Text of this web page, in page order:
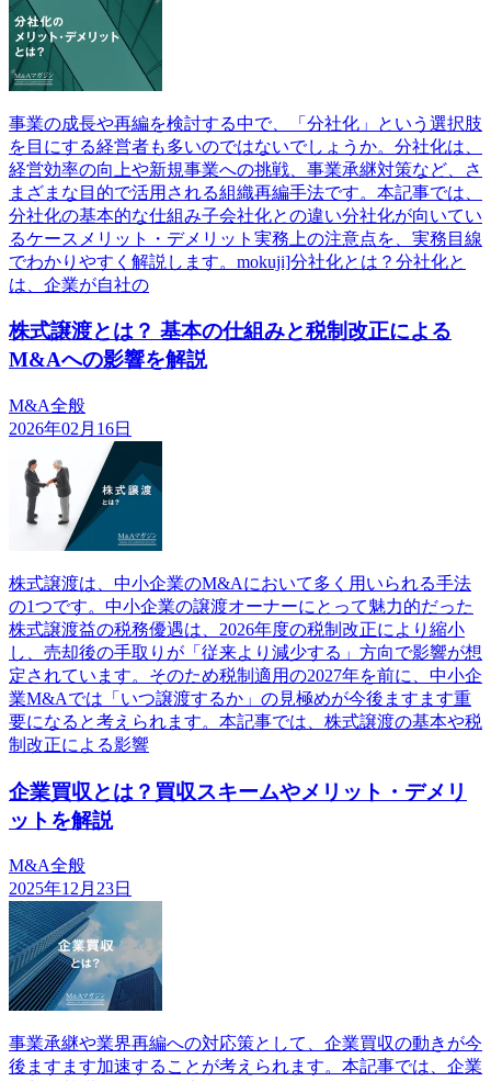
事業の成長や再編を検討する中で、「分社化」という選択肢
を目にする経営者も多いのではないでしょうか。分社化は、
経営効率の向上や新規事業への挑戦、事業承継対策など、さ
まざまな目的で活用される組織再編手法です。本記事では、
分社化の基本的な仕組み子会社化との違い分社化が向いてい
るケースメリット・デメリット実務上の注意点を、実務目線
でわかりやすく解説します。mokuji]分社化とは？分社化と
は、企業が自社の
株式譲渡とは？ 基本の仕組みと税制改正による
M&Aへの影響を解説
M&A全般
2026年02月16日
株式譲渡は、中小企業のM&Aにおいて多く用いられる手法
の1つです。中小企業の譲渡オーナーにとって魅力的だった
株式譲渡益の税務優遇は、2026年度の税制改正により縮小
し、売却後の手取りが「従来より減少する」方向で影響が想
定されています。そのため税制適用の2027年を前に、中小企
業M&Aでは「いつ譲渡するか」の見極めが今後ますます重
要になると考えられます。本記事では、株式譲渡の基本や税
制改正による影響
企業買収とは？買収スキームやメリット・デメリ
ットを解説
M&A全般
2025年12月23日
事業承継や業界再編への対応策として、企業買収の動きが今
後ますます加速することが考えられます。本記事では、企業